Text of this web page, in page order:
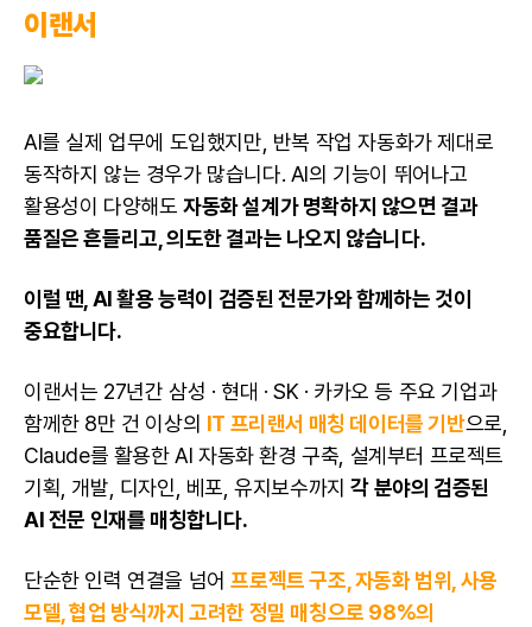
이랜서
AI를 실제 업무에 도입했지만, 반복 작업 자동화가 제대로
동작하지 않는 경우가 많습니다. AI의 기능이 뛰어나고
활용성이 다양해도 자동화 설계가 명확하지 않으면 결과
품질은 흔들리고, 의도한 결과는 나오지 않습니다.
이럴 땐, AI 활용 능력이 검증된 전문가와 함께하는 것이
중요합니다.
이랜서는 27년간 삼성 · 현대 · SK · 카카오 등 주요 기업과
함께한 8만 건 이상의 IT 프리랜서 매칭 데이터를 기반으로,
Claude를 활용한 AI 자동화 환경 구축, 설계부터 프로젝트
기획, 개발, 디자인, 베포, 유지보수까지각 분야의 검증된
AI 전문 인재를 매칭합니다.
단순한 인력 연결을 넘어프로젝트 구조, 자동화 범위, 사용
모델, 협업 방식까지 고려한 정밀 매칭으로 98%의